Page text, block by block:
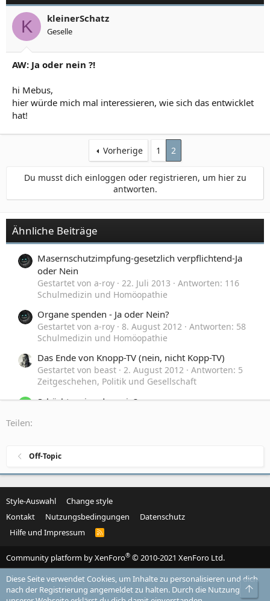
K kleinerSchatz
Geselle
AW: Ja oder nein ?!
hi Mebus,
hier würde mich mal interessieren, wie sich das entwicklet
hat!
Vorherige 1 2
Du musst dich einloggen oder registrieren, um hier zu
antworten.
Ähnliche Beiträge
Masernschutzimpfung-gesetzlich verpflichtend-Ja
oder Nein
Gestartet von a-roy 22. Juli 2013
Antworten: 116
Schulmedizin und Homöopathie
Organe spenden - Ja oder Nein?
Gestartet von a-roy 8. August 2012
Antworten: 58
Schulmedizin und Homöopathie
Das Ende von Knopp-TV (nein, nicht Kopp-TV)
Gestartet von beast 2. August 2012
Antworten: 5
Zeitgeschehen, Politik und Gesellschaft
Schächten, ja oder nein?
Teilen:
Off-Topic
Style-Auswahl
Change style
Kontakt
Nutzungsbedingungen
Datenschutz
Hilfe und Impressum
R
Community platform by XenForo® © 2010-2021 XenForo Ltd.
Diese Seite verwendet Cookies, um Inhalte zu personalisieren und dich
nach der Registrierung angemeldet zu halten. Durch die Nutzung